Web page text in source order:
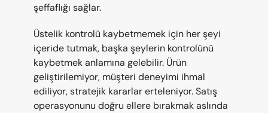
şeffaflığı sağlar.
Üstelik kontrolü kaybetmemek için her şeyi
içeride tutmak, başka şeylerin kontrolünü
kaybetmek anlamına gelebilir. Ürün
geliştirilemiyor, müşteri deneyimi ihmal
ediliyor, stratejik kararlar erteleniyor. Satış
operasyonunu doğru ellere bırakmak aslında